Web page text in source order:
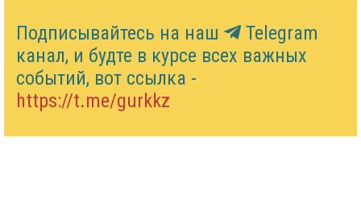
Подписывайтесь на наш
Telegram
канал, и будте в курсе всех важных
событий, вот ссылка -
https://t.me/gurkkz